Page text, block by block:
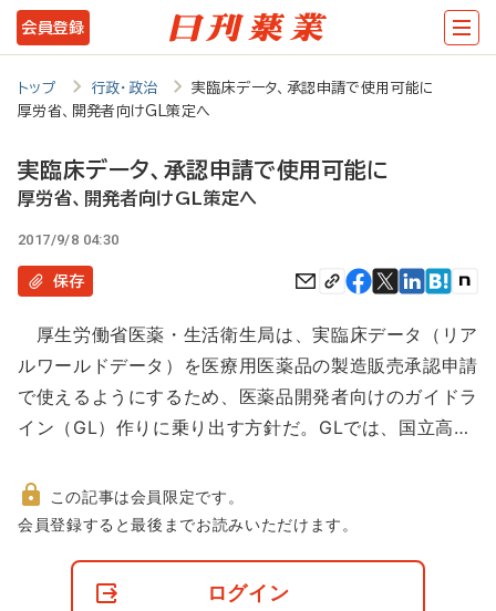
メ
イ
コ
ン
テ
ツ
に
動
会員登録
トップ 行政・政治
実臨床データ、承認申請で使用可能に
厚労省、開発者向けGL策定へ
実臨床データ、承認申請で使用可能に
厚労省、開発者向けGL策定へ
2017/9/8 04:30
保存
厚生労働省医薬・生活衛生局は、実臨床データ（リア
ルワールドデータ）を医療用医薬品の製造販売承認申請
で使えるようにするため、医薬品開発者向けのガイドラ
イン（GL）作りに乗り出す方針だ。GLでは、国立高…
非
この記事は会員限定です。
会員登録すると最後までお読みいただけます。
ログイン